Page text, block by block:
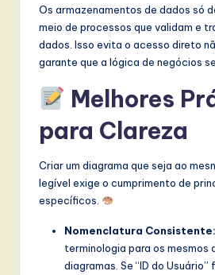
Os armazenamentos de dados só
meio de processos que validam e
dados. Isso evita o acesso direto
garante que a lógica de negócios
Melhores
para Clareza
Criar um diagrama que seja ao
legível exige o cumprimento de
específicos.
Nomenclatura Consistente:
terminologia para os mesmos
diagramas. Se “ID do Usuário”